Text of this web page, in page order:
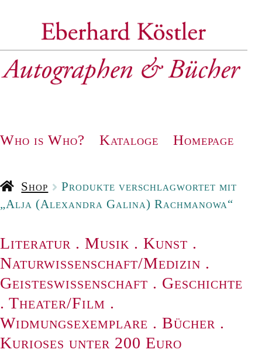
Navigation
Who is Who? Kataloge Homepage
Shop
Produkte verschlagwortet mit
„Alja (Alexandra Galina) Rachmanowa“
Literatur . Musik . Kunst .
Naturwissenschaft/Medizin .
Geisteswissenschaft . Geschichte
. Theater/Film .
Widmungsexemplare . Bücher .
Kurioses unter 200 Euro